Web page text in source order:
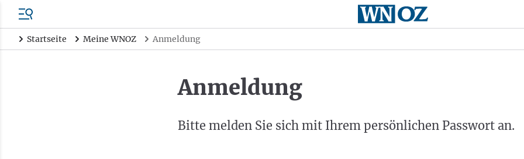
Startseite Meine WNOZ Anmeldung
Anmeldung
Bitte melden Sie sich mit Ihrem persönlichen Passwort an.